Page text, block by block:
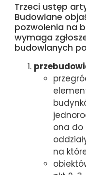
Trzeci ustęp
Budowlane
pozwolenia na
wymaga
budowlanych
ona do
na